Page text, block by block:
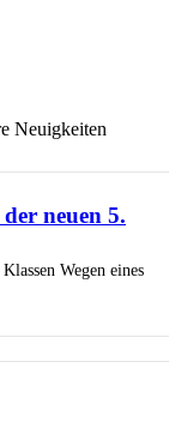
Neuigkeiten
neuen 5.
Wegen eines